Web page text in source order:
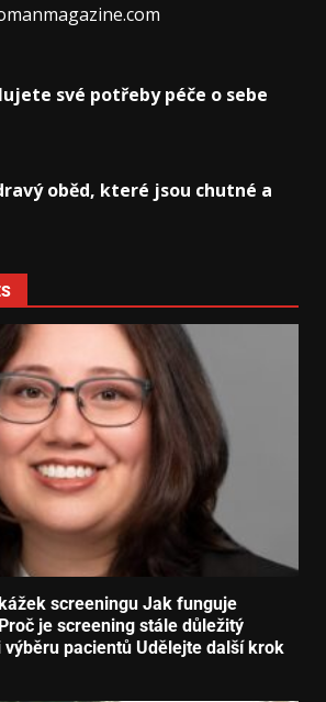
své potřeby péče o sebe
oběd, které jsou chutné a
screeningu Jak funguje
je screening stále důležitý
výběru pacientů Udělejte další krok